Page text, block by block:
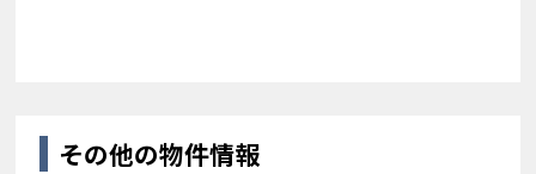
その他の物件情報